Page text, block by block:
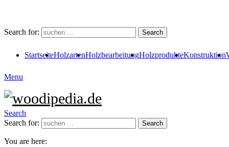
Search for: Search
StartseiteHolzartenHolzbearbeitungHolzprodukteKonstruktion
Menu
Search
Search for:
Search
You are here: